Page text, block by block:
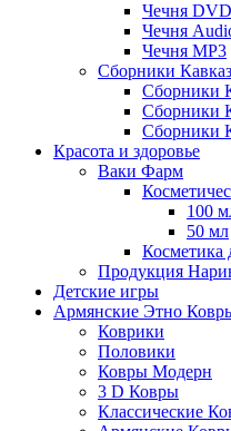
Чечня DVD
Чечня
Чечня MP3
Сборники
Сборники
Сборники
Сборники
Красота и здоровье
Ваки Фарм
100
50 мл
Косметика
Продукция
Детские игры
Армянские Этно
Коврики
Половики
Ковры Модерн
3 D Ковры
Классические